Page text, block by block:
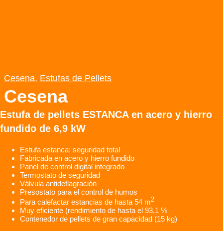
Cesena, Estufas de Pellets
Cesena
Estufa de pellets ESTANCA en acero y hierro
fundido de 6,9 kW
Estufa estanca: seguridad total
Fabricada en acero y hierro fundido
Panel de control digital integrado
Termostato de seguridad
Válvula antideflagración
Presostato para el control de humos
Para calefactar estancias de hasta 54 m2
Muy eficiente (rendimiento de hasta el 93,1 %
Contenedor de pellets de gran capacidad (15 kg)